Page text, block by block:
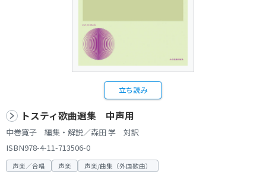
立ち読み
トスティ歌曲選集 中声用
中巻寛子 編集・解説／森田 学 対訳
ISBN978-4-11-713506-0
声楽／合唱 声楽 声楽/曲集（外国歌曲）